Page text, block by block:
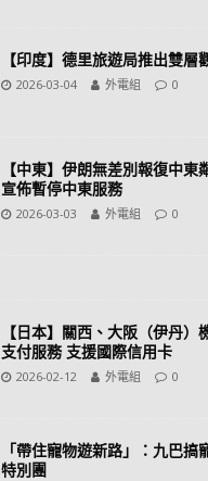
【印度】德里旅遊局推出雙層
2026-03-04 外電組 0
【中東】伊朗無差別報復中
宣佈暫停中東服務
2026-03-03 外電組 0
【日本】關西、大阪（伊丹
支付服務 支援國際信用卡
2026-02-12 外電組 0
「帶住寵物遊新路」：九巴
特別團